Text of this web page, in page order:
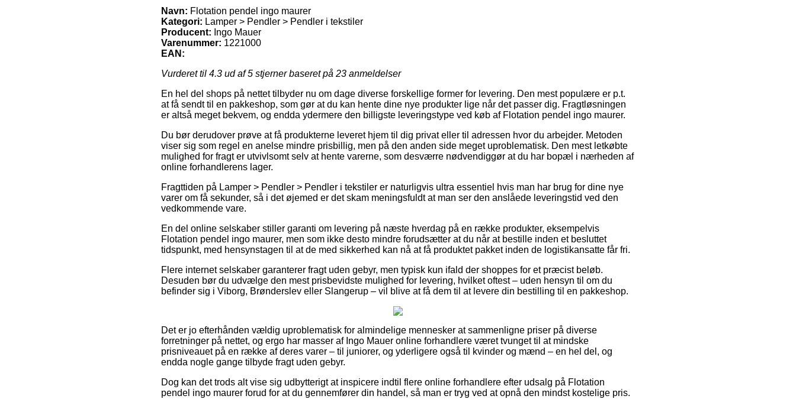
Navn: Flotation pendel ingo maurer
Kategori: Lamper > Pendler > Pendler i tekstiler
Producent: Ingo Mauer
Varenummer: 1221000
EAN:
Vurderet til 4.3 ud af 5 stjerner baseret på 23 anmeldelser
En hel del shops på nettet tilbyder nu om dage diverse forskellige former for levering. Den mest populære er p.t.
at få sendt til en pakkeshop, som gør at du kan hente dine nye produkter lige når det passer dig. Fragtløsningen
er altså meget bekvem, og endda ydermere den billigste leveringstype ved køb af Flotation pendel ingo maurer.
Du bør derudover prøve at få produkterne leveret hjem til dig privat eller til adressen hvor du arbejder. Metoden
viser sig som regel en anelse mindre prisbillig, men på den anden side meget uproblematisk. Den mest letkøbte
mulighed for fragt er utvivlsomt selv at hente varerne, som desværre nødvendiggør at du har bopæl i nærheden af
online forhandlerens lager.
Fragttiden på Lamper > Pendler > Pendler i tekstiler er naturligvis ultra essentiel hvis man har brug for dine nye
varer om få sekunder, så i det øjemed er det skam meningsfuldt at man ser den anslåede leveringstid ved den
vedkommende vare.
En del online selskaber stiller garanti om levering på næste hverdag på en række produkter, eksempelvis
Flotation pendel ingo maurer, men som ikke desto mindre forudsætter at du når at bestille inden et besluttet
tidspunkt, med hensynstagen til at de med sikkerhed kan nå at få produktet pakket inden de logistikansatte får fri.
Flere internet selskaber garanterer fragt uden gebyr, men typisk kun ifald der shoppes for et præcist beløb.
Desuden bør du udvælge den mest prisbevidste mulighed for levering, hvilket oftest – uden hensyn til om du
befinder sig i Viborg, Brønderslev eller Slangerup – vil blive at få dem til at levere din bestilling til en pakkeshop.
Det er jo efterhånden vældig uproblematisk for almindelige mennesker at sammenligne priser på diverse
forretninger på nettet, og ergo har masser af Ingo Mauer online forhandlere været tvunget til at mindske
prisniveauet på en række af deres varer – til juniorer, og yderligere også til kvinder og mænd – en hel del, og
endda nogle gange tilbyde fragt uden gebyr.
Dog kan det trods alt vise sig udbytterigt at inspicere indtil flere online forhandlere efter udsalg på Flotation
pendel ingo maurer forud for at du gennemfører din handel, så man er tryg ved at opnå den mindst kostelige pris.